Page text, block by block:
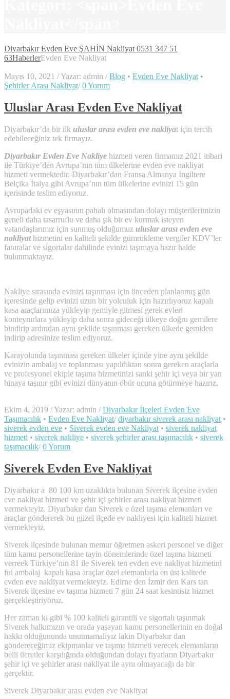
Diyarbakır Evden Eve ŞAHİN Nakliyat 0531 347 51
63HaberlerEvden Eve Nakliyat
Mayıs 10, 2021 /Yazar: admin / Blog • Evden Eve Nakliyat•
Şehirler Arası Nakliyat/ 0 Yorum
Uluslar Arası Evden Eve Nakliyat
Diyarbakır’da bir ilk uluslar arası evden eve nakliyat için tercih
edebileceğiniz tek firmayız.
Diyarbakır Evden Eve Nakliye hizmeti veren firmamız 2021 itibari
ile Türkiye’den Avrupa’nın tüm ülkelerine evden eve nakliyat
hizmeti vermektedir. Diyarbakır’dan Fransa Almanya İngiltere
Belçika İtalya gibi Avrupa’nın tüm ülkelerine evinizi 15 gün
içerisinde teslim ediyoruz.
Avrupadaki ev eşyasının pahalı olmasından dolayı müşterilerimizin
geneli daha tasarruflu ve daha şık bir ev kurmak isteyen
vatandaşlarımız için sunmuş olduğumuz uluslar arası evden eve
nakliyathizmetini en kaliteli şekilde gümrükleme vergiler KDV’ler
faturalar ve sigortalar dahilinde evinizi taşımaya hazır halde
bulunmaktayız.
Nakliye sırasında evinizi taşınması için önceden planlanmış gün
içeresinde gelip evinizi uzun bir yolculuk için hazırlıyoruz kapalı
kasa araçlarımıza yükleyip gemiyle gitmesi gerek evleri
konteynırlara yükleyip daha sonra gideceği ülkeye doğru gemilere
bindirip ardından aynı şekilde taşınması gereken ülkede gemiden
indirip adresinize teslim ediyoruz.
Karayolunda taşınması gereken ülkeler içinde yine aynı şekilde
evinizin ambalaj ve toplanması yapıldıktan sonra gereken araçlarla
ve profesyonel ekiple taşıma hizmetinizi sanki şehir içi veya bir yan
binaya taşınır gibi evinizi dünyanın öbür ucuna götürmeye hazırız.
Ekim 4, 2019 /Yazar: admin / Diyarbakır İlçeleri Evden Eve
Taşımacılık • Evden Eve Nakliyat/ diyarbakır siverek arası nakliyat •
siverek evden eve • Siverek evden eve Nakliyat • siverek nakliyat
hizmeti • siverek nakliye • siverek şehirler arası taşımacılık • siverek
taşımacılık/ 0 Yorum
Siverek Evden Eve Nakliyat
Diyarbakır a 80 100 km uzaklıkta bulunan Siverek ilçesine evden
eve nakliyat hizmeti ve şehir içi şehirler arası nakliyat hizmeti
vermekteyiz. Diyarbakır dan Siverek e özel taşıma elemanları ve
araçlar göndererek bu güzel ilçede ev nakliyesi için kaliteli hizmet
vermekteyiz.
Siverek ilçesinde bulunan memur öğretmen askeri personel ve diğer
tüm kamu personellerine tayin dönemlerinde özel taşıma hizmeti
verreek Türkiye’nin 81 ile Siverek ten evden eve nakliyat hizmetini
ful ambalaj kapalı kasa araçlar özel elemanlarla en üst kalitede
evden eve nakliyat vermekteyiz. Edirne den İzmir den Kars tan
Siverek ilçesine ev taşıma hizmeti 7 gün 24 saat kesintisiz hizmet
gerçekleştiriyoruz.
Her zaman ki gibi % 100 kaliteli garantili ve sigortalı taşınmak
Siverek halkımızın ve orada yaşayan kamu personellerinin en doğal
hakkı olduğununda unutmamalıyız lakin Diyarbakır dan
göndereceğimiz ekipmanlar ve taşıma hizmeti verecek elemanların
belli ücretler karşılığında olduğundan dolayı fiyatların Diyarbakır
şehir içi ve şehirler arası nakliyat ile aynı olmayacağı da bir
gerçektir.
Siverek Diyarbakır arası evden eve Nakliyat